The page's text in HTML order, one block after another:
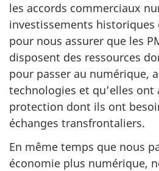
les accords commerciaux
investissements historiques
pour nous assurer que les
disposent des ressources
pour passer au numérique,
technologies et qu’elles ont
protection dont ils ont
échanges transfrontaliers.
En même temps que nous
économie plus numérique,